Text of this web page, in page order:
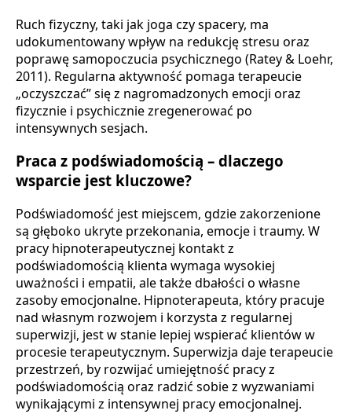
Ruch fizyczny, taki jak joga czy spacery, ma
udokumentowany wpływ na redukcję stresu oraz
poprawę samopoczucia psychicznego (Ratey & Loehr,
2011). Regularna aktywność pomaga terapeucie
„oczyszczać” się z nagromadzonych emocji oraz
fizycznie i psychicznie zregenerować po
intensywnych sesjach.
Praca z podświadomością – dlaczego
wsparcie jest kluczowe?
Podświadomość jest miejscem, gdzie zakorzenione
są głęboko ukryte przekonania, emocje i traumy. W
pracy hipnoterapeutycznej kontakt z
podświadomością klienta wymaga wysokiej
uważności i empatii, ale także dbałości o własne
zasoby emocjonalne. Hipnoterapeuta, który pracuje
nad własnym rozwojem i korzysta z regularnej
superwizji, jest w stanie lepiej wspierać klientów w
procesie terapeutycznym. Superwizja daje terapeucie
przestrzeń, by rozwijać umiejętność pracy z
podświadomością oraz radzić sobie z wyzwaniami
wynikającymi z intensywnej pracy emocjonalnej.